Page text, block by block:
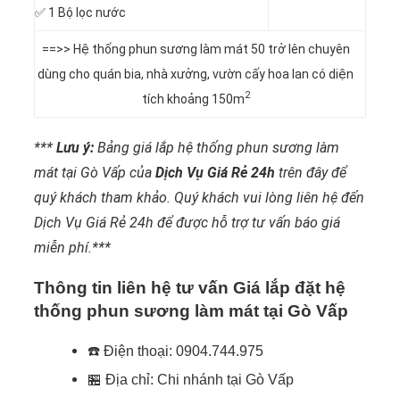
✅ 1 Bộ lọc nước
==>> Hệ thống phun sương làm mát 50 trở lên chuyên
dùng cho quán bia, nhà xưởng, vườn cấy hoa lan có diện
tích khoảng 150m2
*** Lưu ý: Bảng giá lắp hệ thống phun sương làm
mát tại Gò Vấp của Dịch Vụ Giá Rẻ 24h trên đây để
quý khách tham khảo. Quý khách vui lòng liên hệ đến
Dịch Vụ Giá Rẻ 24h để được hỗ trợ tư vấn báo giá
miễn phí.***
Thông tin liên hệ tư vấn Giá lắp đặt hệ
thống phun sương làm mát tại Gò Vấp
☎️ Điện thoại: 0904.744.975
🏪 Địa chỉ: Chi nhánh tại Gò Vấp